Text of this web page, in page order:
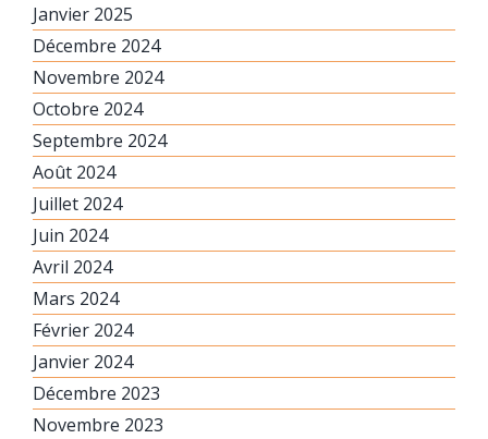
Janvier 2025
Décembre 2024
Novembre 2024
Octobre 2024
Septembre 2024
Août 2024
Juillet 2024
Juin 2024
Avril 2024
Mars 2024
Février 2024
Janvier 2024
Décembre 2023
Novembre 2023